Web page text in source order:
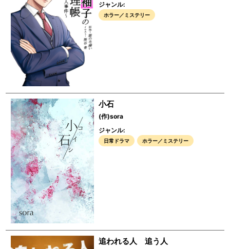
ジャンル:
ホラー／ミステリー
小石
(作)sora
ジャンル:
日常ドラマ ホラー／ミステリー
追われる人 追う人